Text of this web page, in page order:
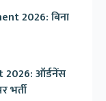
2026: बिना
ऑर्डनेंस
भर्ती